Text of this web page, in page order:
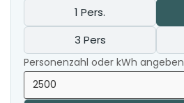
1 Pers.
3 Pers
Personenzahl oder kWh angeben